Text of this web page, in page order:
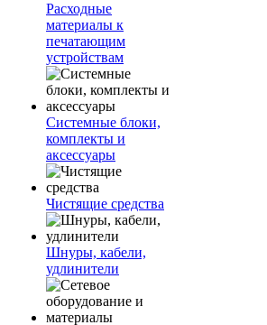
Расходные
материалы к
печатающим
устройствам
Системные блоки,
комплекты и
аксессуары
Чистящие средства
Шнуры, кабели,
удлинители